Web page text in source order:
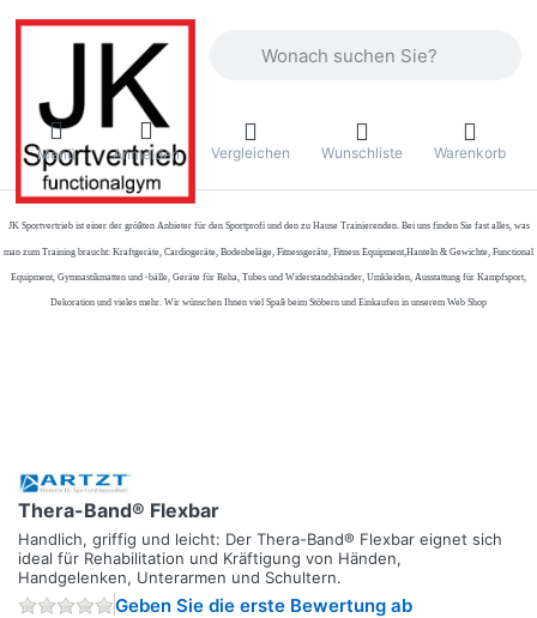
Menü Anmelden Vergleichen Wunschliste Warenkorb
JK Sportvertrieb ist einer der größten Anbieter für den Sportprofi und den zu Hause Trainierenden. Bei uns finden Sie fast alles, was
man zum Training braucht: Kraftgeräte, Cardiogeräte, Bodenbeläge, Fitnessgeräte, Fitness Equipment,Hanteln & Gewichte, Functional
Equipment, Gymnastikmatten und -bälle, Geräte für Reha, Tubes und Widerstandsbänder, Umkleiden, Ausstattung für Kampfsport,
Dekoration und vieles mehr. Wir wünschen Ihnen viel Spaß beim Stöbern und Einkaufen in unserem Web Shop
Thera-Band® Flexbar
Handlich, griffig und leicht: Der Thera-Band® Flexbar eignet sich
ideal für Rehabilitation und Kräftigung von Händen,
Handgelenken, Unterarmen und Schultern.
Geben Sie die erste Bewertung ab